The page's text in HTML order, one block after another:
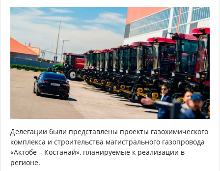
Делегации были представлены проекты газохимического
комплекса и строительства магистрального газопровода
«Актобе – Костанай», планируемые к реализации в
регионе.